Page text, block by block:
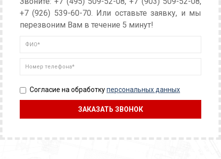
+7 (926) 539-60-70. Или оставьте заявку, и мы
перезвоним Вам в течение 5 минут!
Согласие на обработкуперсональных данных